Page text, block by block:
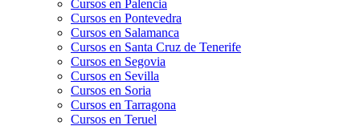
Cursos en Palencia
Cursos en Pontevedra
Cursos en Salamanca
Cursos en Santa Cruz de Tenerife
Cursos en Segovia
Cursos en Sevilla
Cursos en Soria
Cursos en Tarragona
Cursos en Teruel